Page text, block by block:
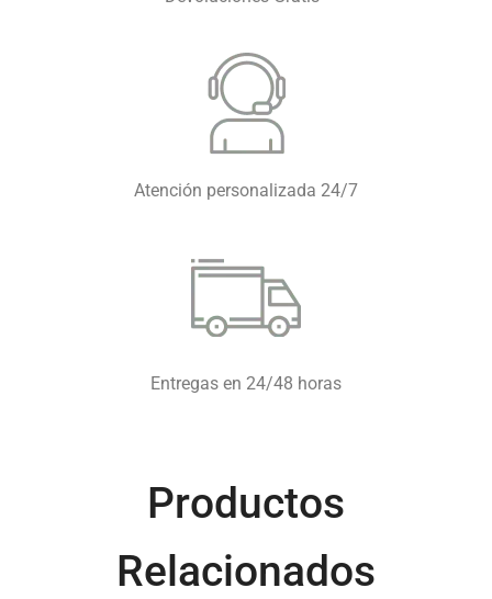
Atención personalizada 24/7
Entregas en 24/48 horas
Productos
Relacionados